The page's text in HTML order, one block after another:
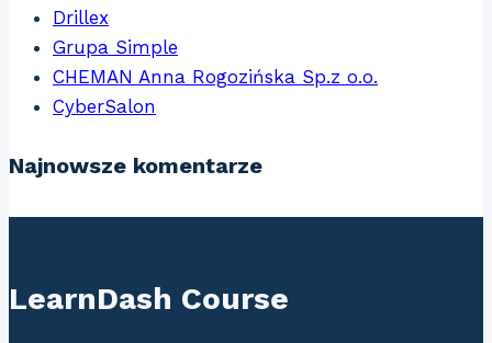
Drillex
Grupa Simple
CHEMAN Anna Rogozińska Sp.z o.o.
CyberSalon
Najnowsze komentarze
LearnDash Course